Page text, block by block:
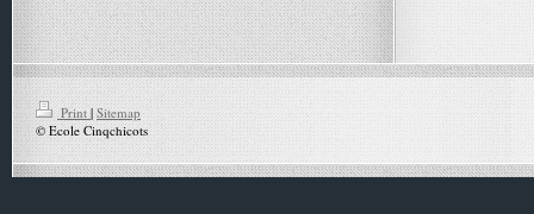
Print| Sitemap
© Ecole Cinqchicots